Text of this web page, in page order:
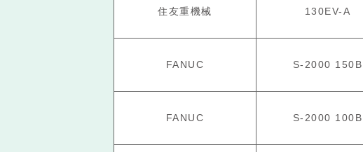
住友重機械 130EV-A
FANUC S-2000 150B
FANUC S-2000 100B